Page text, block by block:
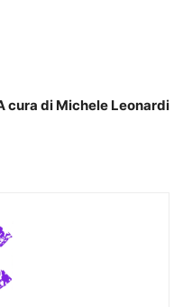
cura di Michele Leonardi